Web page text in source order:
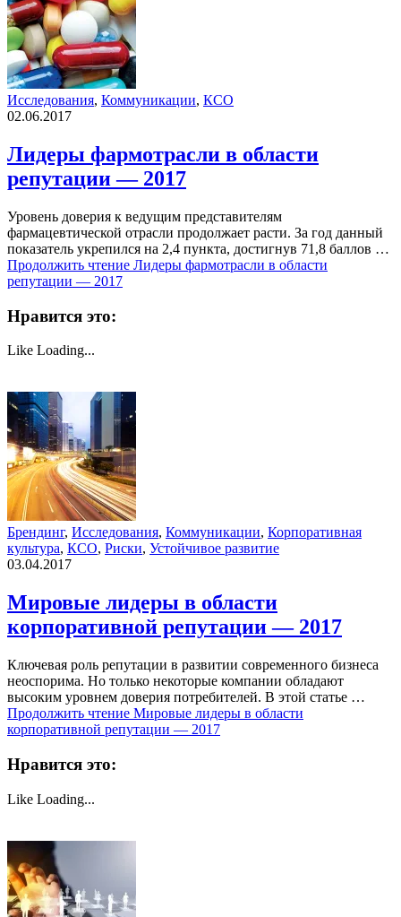
Исследования, Коммуникации, КСО
02.06.2017
Лидеры фармотрасли в области
репутации — 2017
Уровень доверия к ведущим представителям
фармацевтической отрасли продолжает расти. За год данный
показатель укрепился на 2,4 пункта, достигнув 71,8 баллов …
Продолжить чтение Лидеры фармотрасли в области
репутации — 2017
Нравится это:
Like Loading...
Брендинг, Исследования, Коммуникации, Корпоративная
культура, КСО, Риски, Устойчивое развитие
03.04.2017
Мировые лидеры в области
корпоративной репутации — 2017
Ключевая роль репутации в развитии современного бизнеса
неоспорима. Но только некоторые компании обладают
высоким уровнем доверия потребителей. В этой статье …
Продолжить чтение Мировые лидеры в области
корпоративной репутации — 2017
Нравится это:
Like Loading...